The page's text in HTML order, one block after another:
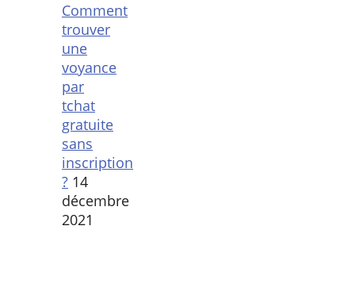
Comment
trouver
une
voyance
par
tchat
gratuite
sans
inscription
? 14
décembre
2021